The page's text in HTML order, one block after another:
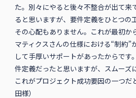
た。別々にやると後々不整合が出て来
ると思いますが、要件定義をひとつの
その心配もありません。これが最初か
マティクスさんの仕様における“制約”
して手厚いサポートがあったからです
件定義だったと思いますが、スムーズ
これがプロジェクト成功要因の一つだ
田様）